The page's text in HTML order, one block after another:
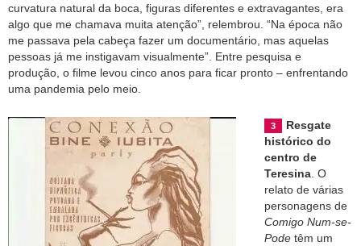
curvatura natural da boca, figuras diferentes e extravagantes, era
algo que me chamava muita atenção”, relembrou. “Na época não
me passava pela cabeça fazer um documentário, mas aquelas
pessoas já me instigavam visualmente”. Entre pesquisa e
produção, o filme levou cinco anos para ficar pronto – enfrentando
uma pandemia pelo meio.
Resgate
histórico do
centro de
Teresina . O
relato de várias
personagens de
Comigo Num-se-
Pode têm um